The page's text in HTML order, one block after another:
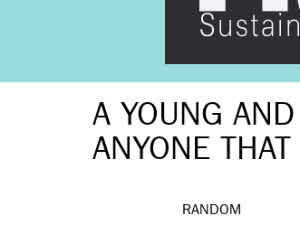
A YOUNG AND
ANYONE THAT
RANDOM